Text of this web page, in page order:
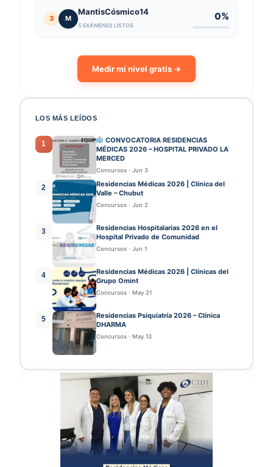
3 M
MantisCósmico14
5 EXÁMENES LISTOS
0%
Medir mi nivel gratis →
LOS MÁS LEÍDOS
1
CONVOCATORIA RESIDENCIAS
MÉDICAS 2026 – HOSPITAL PRIVADO LA
MERCED
Concursos · Jun 3
2
Residencias Médicas 2026 | Clínica del
Valle – Chubut
Concursos · Jun 2
3
Residencias Hospitalarias 2026 en el
Hospital Privado de Comunidad
Concursos · Jun 1
4
Residencias Médicas 2026 | Clínicas del
Grupo Omint
Concursos · May 21
5
Residencias Psiquiatría 2026 – Clínica
DHARMA
Concursos · May 13